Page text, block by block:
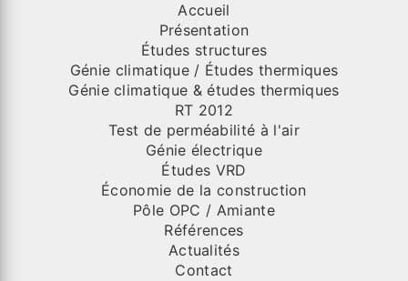
Accueil
Présentation
Études structures
Génie climatique / Études thermiques
Génie climatique & études thermiques
RT 2012
Test de perméabilité à l'air
Génie électrique
Études VRD
Économie de la construction
Pôle OPC / Amiante
Références
Actualités
Contact